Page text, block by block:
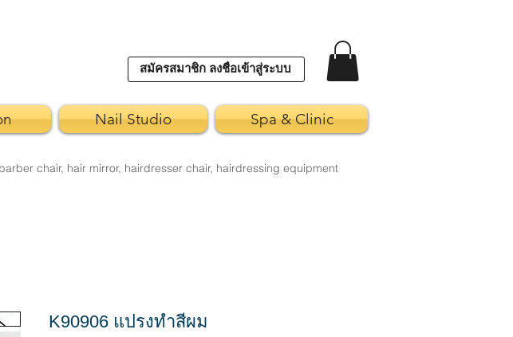
สมัครสมาชิก ลงชื่อเข้าสู่ระบบ
Nail Studio Spa & Clinic
chair, hair mirror, hairdresser chair, hairdressing equipment
K90906 แปรงทำสีผม